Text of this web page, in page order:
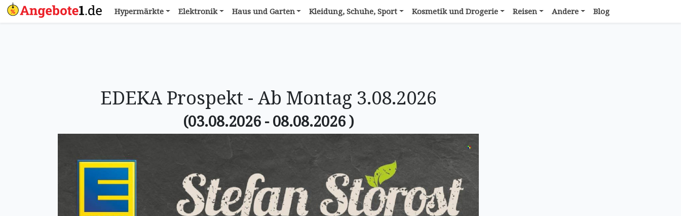
Hypermärkte Elektronik Haus und Garten Kleidung, Schuhe, Sport Kosmetik und Drogerie Reisen Andere Blog
EDEKA Prospekt - Ab Montag 3.08.2026
(03.08.2026 - 08.08.2026 )